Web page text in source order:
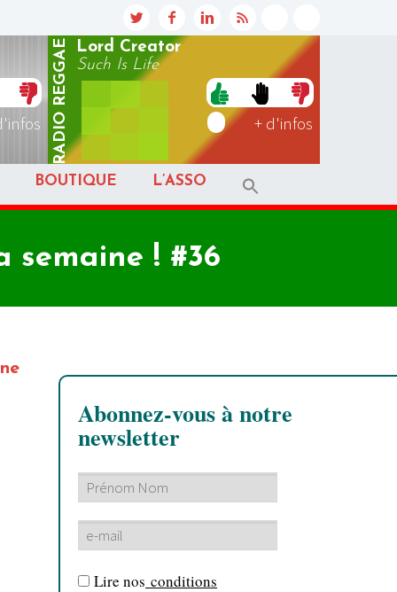
RADIO
REGGAE
Lord Creator
Such Is Life
+ d'infos
BOUTIQUE L’ASSO
semaine ! #36
Abonnez-vous à notre
newsletter
Lire nos conditions